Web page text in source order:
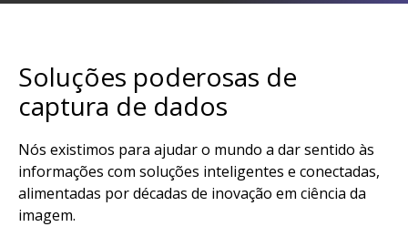
Soluções poderosas de
captura de dados
Nós existimos para ajudar o mundo a dar sentido às
informações com soluções inteligentes e conectadas,
alimentadas por décadas de inovação em ciência da
imagem.